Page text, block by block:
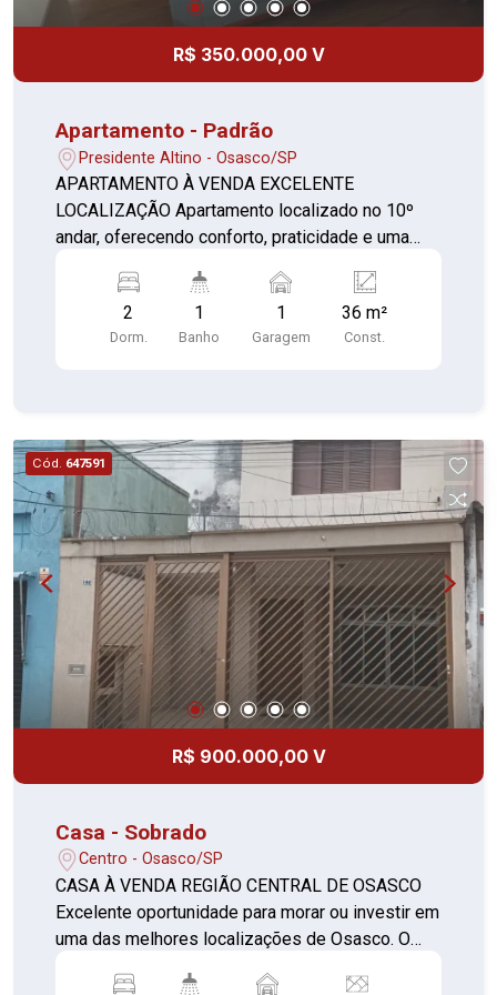
R$ 350.000,00 V
Apartamento - Padrão
Presidente Altino - Osasco/SP
APARTAMENTO À VENDA EXCELENTE
LOCALIZAÇÃO Apartamento localizado no 10º
andar, oferecendo conforto, praticidade e uma
Características do imóvel: 2 dormitórios, sendo 1
com armário planejado Sala ampla e bem
iluminada Cozinha com armários Banheiro Área
opção para quem busca morar com conforto em
uma localização privilegiada, próximo a
comércios, escolas, transporte público e
principais vias de acesso. Vale a pena conferir!
Agende sua visita e conheça seu novo lar.
2
Dorm.
1
Banho
1
Garagem
36 m²
Const.
Cód. 647591
R$ 900.000,00 V
Casa - Sobrado
Centro - Osasco/SP
CASA À VENDA REGIÃO CENTRAL DE OSASCO
Excelente oportunidade para morar ou investir em
uma das melhores localizações de Osasco. O